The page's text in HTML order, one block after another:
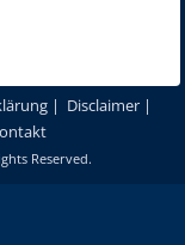
| Disclaimer |
Reserved.